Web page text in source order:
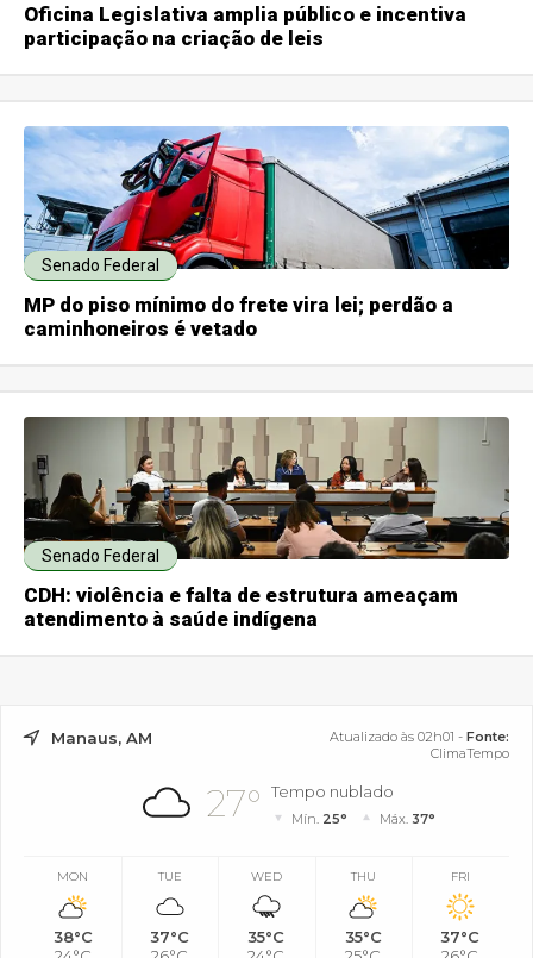
Oficina Legislativa amplia público e incentiva
participação na criação de leis
Senado Federal
MP do piso mínimo do frete vira lei; perdão a
caminhoneiros é vetado
Senado Federal
CDH: violência e falta de estrutura ameaçam
atendimento à saúde indígena
Manaus, AM Atualizado às 02h01 - Fonte:
ClimaTempo
27° Tempo nublado
Mín. 25° Máx. 37°
MON
38°C
TUE
37°C
WED
35°C
THU
35°C
FRI
37°C